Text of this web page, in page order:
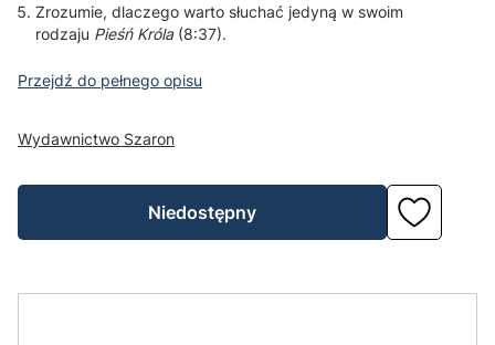
Zrozumie, dlaczego warto słuchać jedyną w swoim
rodzaju Pieśń Króla(8:37).
Przejdź do pełnego opisu
Wydawnictwo Szaron
Niedostępny